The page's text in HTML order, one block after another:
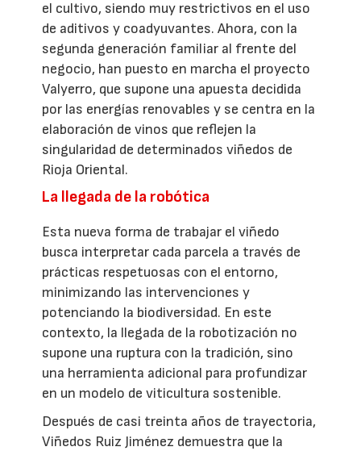
el cultivo, siendo muy restrictivos en el uso
de aditivos y coadyuvantes. Ahora, con la
segunda generación familiar al frente del
negocio, han puesto en marcha el proyecto
Valyerro, que supone una apuesta decidida
por las energías renovables y se centra en la
elaboración de vinos que reflejen la
singularidad de determinados viñedos de
Rioja Oriental.
La llegada de la robótica
Esta nueva forma de trabajar el viñedo
busca interpretar cada parcela a través de
prácticas respetuosas con el entorno,
minimizando las intervenciones y
potenciando la biodiversidad. En este
contexto, la llegada de la robotización no
supone una ruptura con la tradición, sino
una herramienta adicional para profundizar
en un modelo de viticultura sostenible.
Después de casi treinta años de trayectoria,
Viñedos Ruiz Jiménez demuestra que la